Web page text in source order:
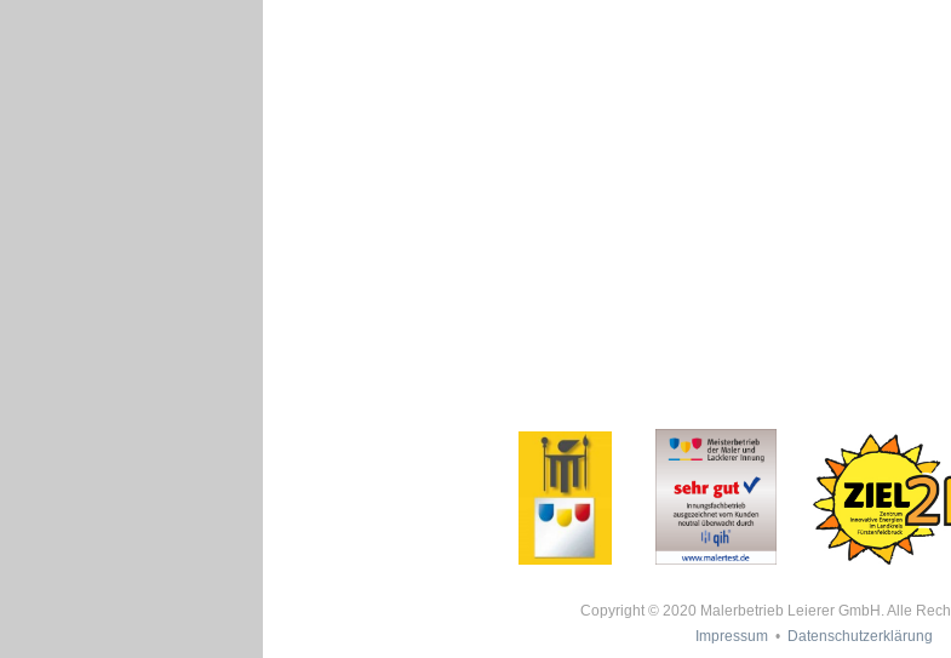
Copyright © 2020 Malerbetrieb Leierer GmbH. Alle
Impressum • Datenschutzerklärung